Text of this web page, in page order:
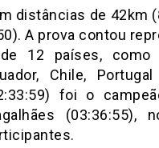
distâncias de 42km
A prova contou
12 países, como
Chile,
foi o
(03:36:55),